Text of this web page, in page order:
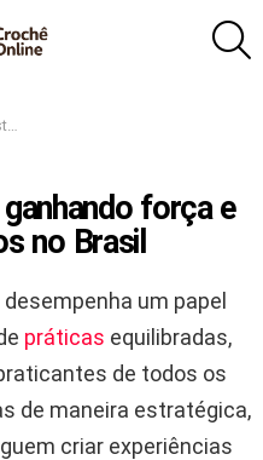
força e
no Brasil
um papel
práticas equilibradas,
de todos os
de maneira estratégica,
criar experiências